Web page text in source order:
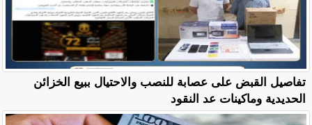
تفاصيل القبض على عصابة للنصب والاحتيال ببيع الخزائن
الحديدية وماكينات عد النقود